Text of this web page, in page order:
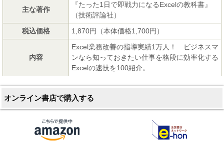
主な著作
『たった1日で即戦力になるExcelの教科書』
（技術評論社）
税込価格
1,870円（本体価格1,700円）
内容
Excel業務改善の指導実績1万人！ ビジネスマ
ンなら知っておきたい仕事を格段に効率化する
Excelの速技を100紹介。
オンライン書店で購入する